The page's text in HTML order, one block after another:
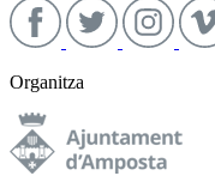
Organitza